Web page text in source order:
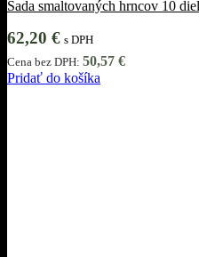
Sada smaltovaných hrncov 10
62,20 € s DPH
Cena bez DPH: 50,57 €
Pridať do košíka